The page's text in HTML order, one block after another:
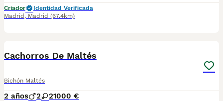
Criador
Identidad Verificada
Madrid , Madrid (67.4km)
Cachorros De Maltés
Bichón Maltés
2 años 2 21000 €